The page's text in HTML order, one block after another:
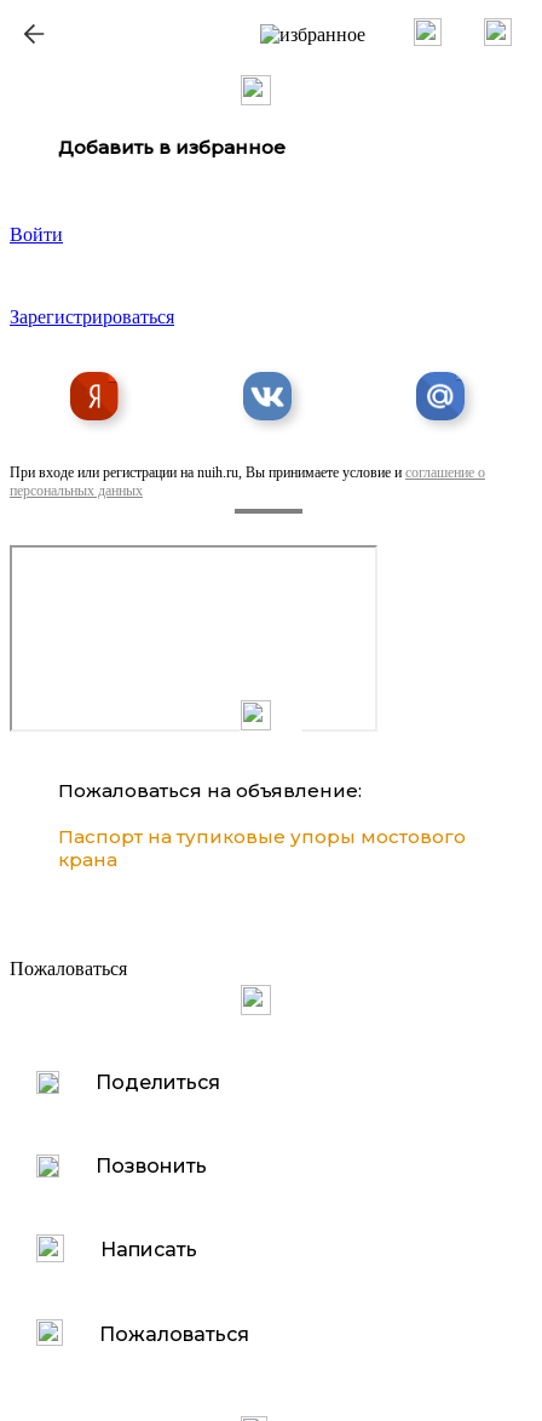
Добавить в избранное
Войти
Зарегистрироваться
При входе или регистрации на nuih.ru, Вы принимаете условие и соглашение о
персональных данных
Пожаловаться на объявление:
Паспорт на тупиковые упоры мостового
крана
Пожаловаться
Поделиться
Позвонить
Написать
Пожаловаться